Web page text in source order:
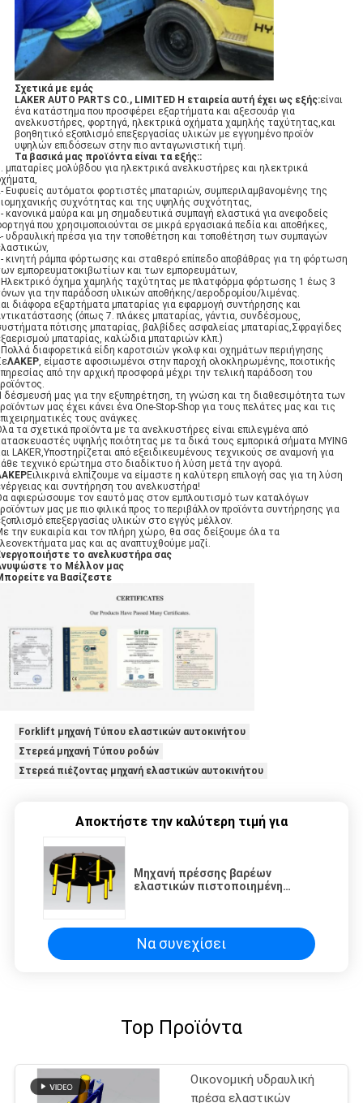
Σχετικά με εμάς
LAKER AUTO PARTS CO., LIMITED Η εταιρεία αυτή έχει ως εξής:είναι
ένα κατάστημα που προσφέρει εξαρτήματα και αξεσουάρ για
ανελκυστήρες, φορτηγά, ηλεκτρικά οχήματα χαμηλής ταχύτητας,και
βοηθητικό εξοπλισμό επεξεργασίας υλικών με εγγυημένο προϊόν
υψηλών επιδόσεων στην πιο ανταγωνιστική τιμή.
Τα βασικά μας προϊόντα είναι τα εξής::
μπαταρίες μολύβδου για ηλεκτρικά ανελκυστήρες και ηλεκτρικά
Ευφυείς αυτόματοι φορτιστές μπαταριών, συμπεριλαμβανομένης της
συχνότητας και της υψηλής συχνότητας,
κανονικά μαύρα και μη σημαδευτικά συμπαγή ελαστικά για ανεφοδείς
που χρησιμοποιούνται σε μικρά εργασιακά πεδία και αποθήκες,
υδραυλική πρέσα για την τοποθέτηση και τοποθέτηση των συμπαγών
κινητή ράμπα φόρτωσης και σταθερό επίπεδο αποβάθρας για τη φόρτωση
εμπορευματοκιβωτίων και των εμπορευμάτων,
όχημα χαμηλής ταχύτητας με πλατφόρμα φόρτωσης 1 έως 3
για την παράδοση υλικών αποθήκης/αεροδρομίου/λιμένας.
διάφορα εξαρτήματα μπαταρίας για εφαρμογή συντήρησης και
(όπως 7. πλάκες μπαταρίας, γάντια, συνδέσμους,
πότισης μπαταρίας, βαλβίδες ασφαλείας μπαταρίας,Σφραγίδες
μπαταρίας, καλώδια μπαταριών κλπ.)
διαφορετικά είδη καροτσιών γκολφ και οχημάτων περιήγησης
ΛΑΚΕΡ, είμαστε αφοσιωμένοι στην παροχή ολοκληρωμένης, ποιοτικής
από την αρχική προσφορά μέχρι την τελική παράδοση του
δέσμευσή μας για την εξυπηρέτηση, τη γνώση και τη διαθεσιμότητα των
μας έχει κάνει ένα One-Stop-Shop για τους πελάτες μας και τις
τους ανάγκες.
τα σχετικά προϊόντα με τα ανελκυστήρες είναι επιλεγμένα από
υψηλής ποιότητας με τα δικά τους εμπορικά σήματα MYING
LAKER,Υποστηρίζεται από εξειδικευμένους τεχνικούς σε αναμονή για
τεχνικό ερώτημα στο διαδίκτυο ή λύση μετά την αγορά.
Ειλικρινά ελπίζουμε να είμαστε η καλύτερη επιλογή σας για τη λύση
και συντήρηση του ανελκυστήρα!
αφιερώσουμε τον εαυτό μας στον εμπλουτισμό των καταλόγων
μας με πιο φιλικά προς το περιβάλλον προϊόντα συντήρησης για
επεξεργασίας υλικών στο εγγύς μέλλον.
την ευκαιρία και τον πλήρη χώρο, θα σας δείξουμε όλα τα
μας και ας αναπτυχθούμε μαζί.
το ανελκυστήρα σας
το Μέλλον μας
να Βασίζεστε
Forklift μηχανή Τύπου ελαστικών αυτοκινήτου
Στερεά μηχανή Τύπου ροδών
Στερεά πιέζοντας μηχανή ελαστικών αυτοκινήτου
Αποκτήστε την καλύτερη τιμή για
Μηχανή πρέσσης βαρέων
ελαστικών πιστοποιημένη
ελαστικών με ρυθμιζόμενο
πλαίσιο πρέσσης
Να συνεχίσει
Top Προϊόντα
Οικονομική υδραυλική
πρέσα ελαστικών